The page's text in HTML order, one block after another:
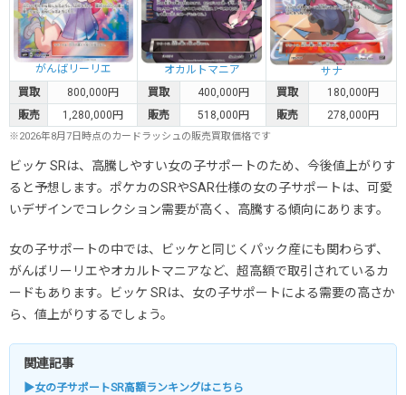
がんばリーリエ オカルトマニア
サナ
買取
800,000円 買取 400,000円 買取
180,000円
販売
1,280,000円 販売 518,000円 販売 278,000円
※2026年8月7日時点のカードラッシュの販売買取価格です
ビッケ SRは、高騰しやすい女の子サポートのため、今後値上がりす
ると予想します。ポケカのSRやSAR仕様の女の子サポートは、可愛
いデザインでコレクション需要が高く、高騰する傾向にあります。
女の子サポートの中では、ビッケと同じくパック産にも関わらず、
がんばリーリエやオカルトマニアなど、超高額で取引されているカ
ードもあります。ビッケ SRは、女の子サポートによる需要の高さか
ら、値上がりするでしょう。
関連記事
▶女の子サポートSR高額ランキングはこちら